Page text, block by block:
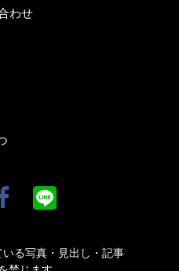
わせ
る写真・見出し・記事